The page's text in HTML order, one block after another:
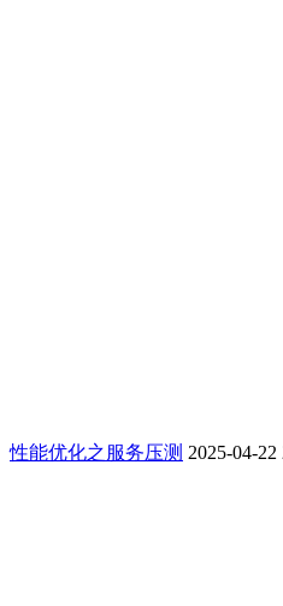
性能优化之服务压测 2025-04-22